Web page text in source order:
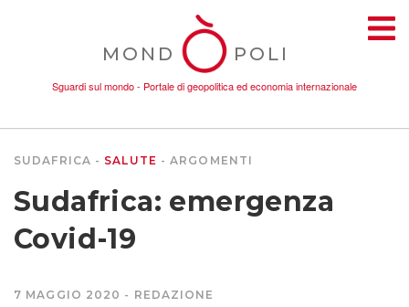
MOND POLI
Sguardi sul mondo - Portale di geopolitica ed economia internazionale
AMBIENTE
SUDAFRICA SALUTE ARGOMENTI
Sudafrica: emergenza
Covid-19
7 MAGGIO 2020 REDAZIONE